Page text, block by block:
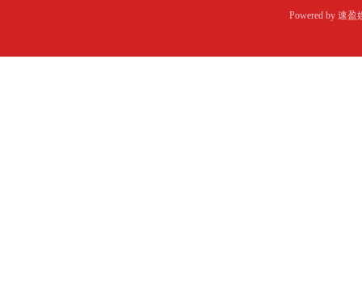
Powered by 速盈